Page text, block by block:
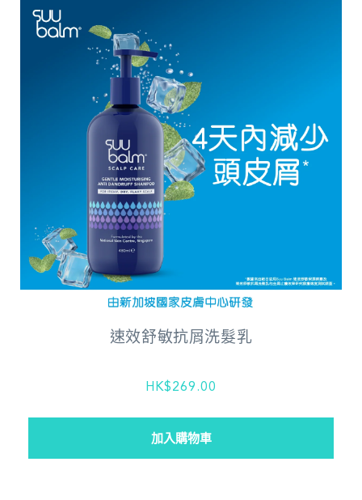
速效舒敏抗屑洗髮乳
HK$269.00